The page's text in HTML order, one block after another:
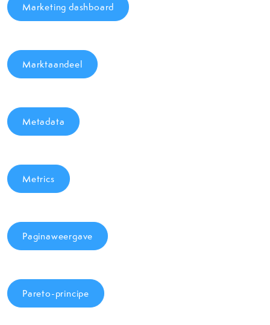
Marketing dashboard
Marktaandeel
Metadata
Metrics
Paginaweergave
Pareto-principe